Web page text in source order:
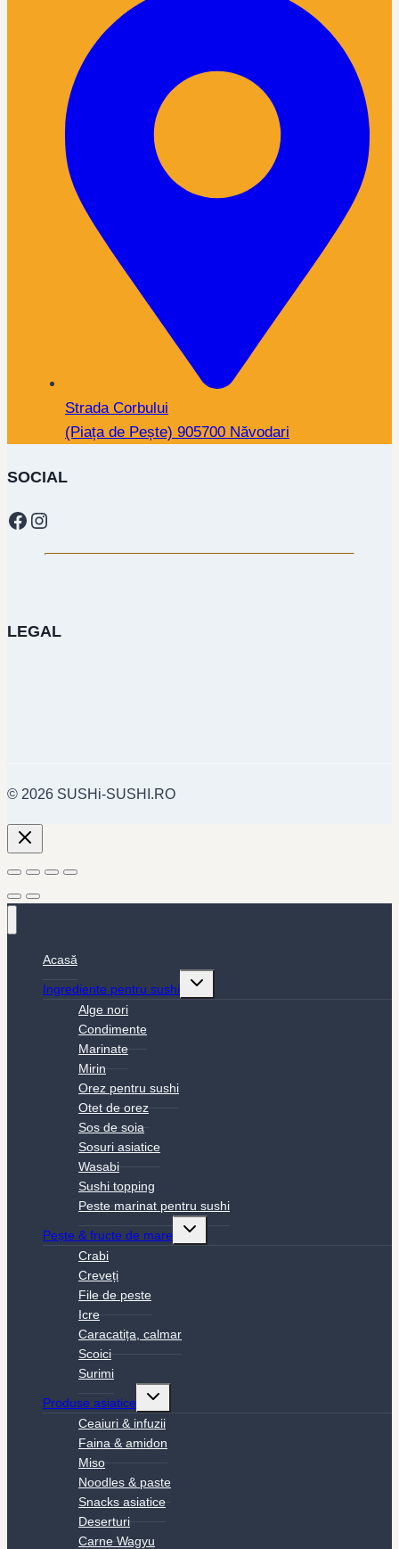
Strada Corbului
(Piața de Pește) 905700 Năvodari
SOCIAL
Facebook
Instagram
LEGAL
© 2026 SUSHi-SUSHI.RO
Acasă
Ingrediente pentru sushi
Toggle
Alge nori
Condimente
Marinate
Mirin
Orez pentru sushi
Otet de orez
Sos de soia
Sosuri asiatice
Wasabi
Sushi topping
Peste marinat pentru sushi
Pește & fructe de mare
Toggle
Crabi
Creveți
File de peste
Icre
Caracatița, calmar
Scoici
Surimi
Produse asiatice
Toggle
menu
Ceaiuri & infuzii
Faina & amidon
Miso
Noodles & paste
Snacks asiatice
Deserturi
Carne Wagyu